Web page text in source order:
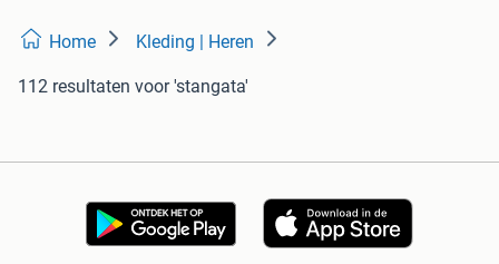
Home Kleding | Heren
112 resultaten voor 'stangata'